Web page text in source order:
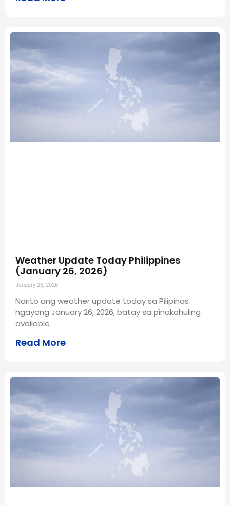
Weather Update Today Philippines
(January 26, 2026)
January 26, 2026
Narito ang weather update today sa Pilipinas
ngayong January 26, 2026, batay sa pinakahuling
available
Read More